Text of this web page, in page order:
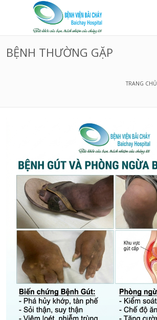
Dịch vụ y tế
Dành cho khách hàng
BỆNH THƯỜNG GẶP
TRANG CHỦ